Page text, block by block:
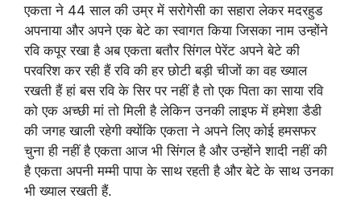
एकता ने 44 साल की उम्र में सरोगेसी का सहारा लेकर मदरहुड
अपनाया और अपने एक बेटे का स्वागत किया जिसका नाम उन्होंने
रवि कपूर रखा है अब एकता बतौर सिंगल पेरेंट अपने बेटे की
परवरिश कर रही हैं रवि की हर छोटी बड़ी चीजों का वह ख्याल
रखती हैं हां बस रवि के सिर पर नहीं है तो एक पिता का साया रवि
को एक अच्छी मां तो मिली है लेकिन उनकी लाइफ में हमेशा डैडी
की जगह खाली रहेगी क्योंकि एकता ने अपने लिए कोई हमसफर
चुना ही नहीं है एकता आज भी सिंगल है और उन्होंने शादी नहीं की
है एकता अपनी मम्मी पापा के साथ रहती है और बेटे के साथ उनका
भी ख्याल रखती हैं.